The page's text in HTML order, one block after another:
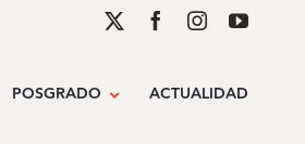
POSGRADO ACTUALIDAD